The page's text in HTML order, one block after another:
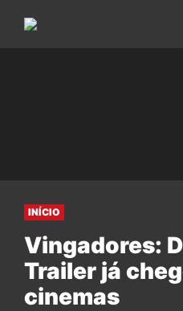
INÍCIO
Vingadores:
Trailer já
cinemas